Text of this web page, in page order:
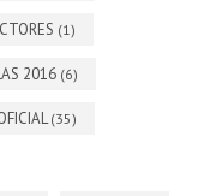
(1)
2016 (6)
(35)